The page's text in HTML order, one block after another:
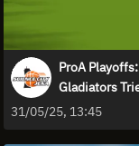
ProA
Gladiators
31/05/25, 13:45